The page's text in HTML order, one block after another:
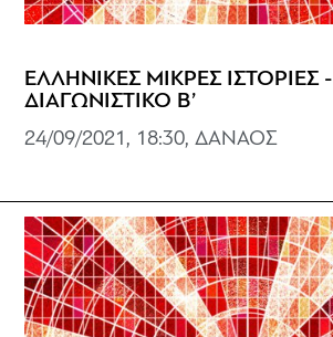
ΕΛΛΗΝΙΚΕΣ ΜΙΚΡΕΣ ΙΣΤΟΡΙΕΣ -
ΔΙΑΓΩΝΙΣΤΙΚΟ Β’
24/09/2021, 18:30, ΔΑΝΑΟΣ